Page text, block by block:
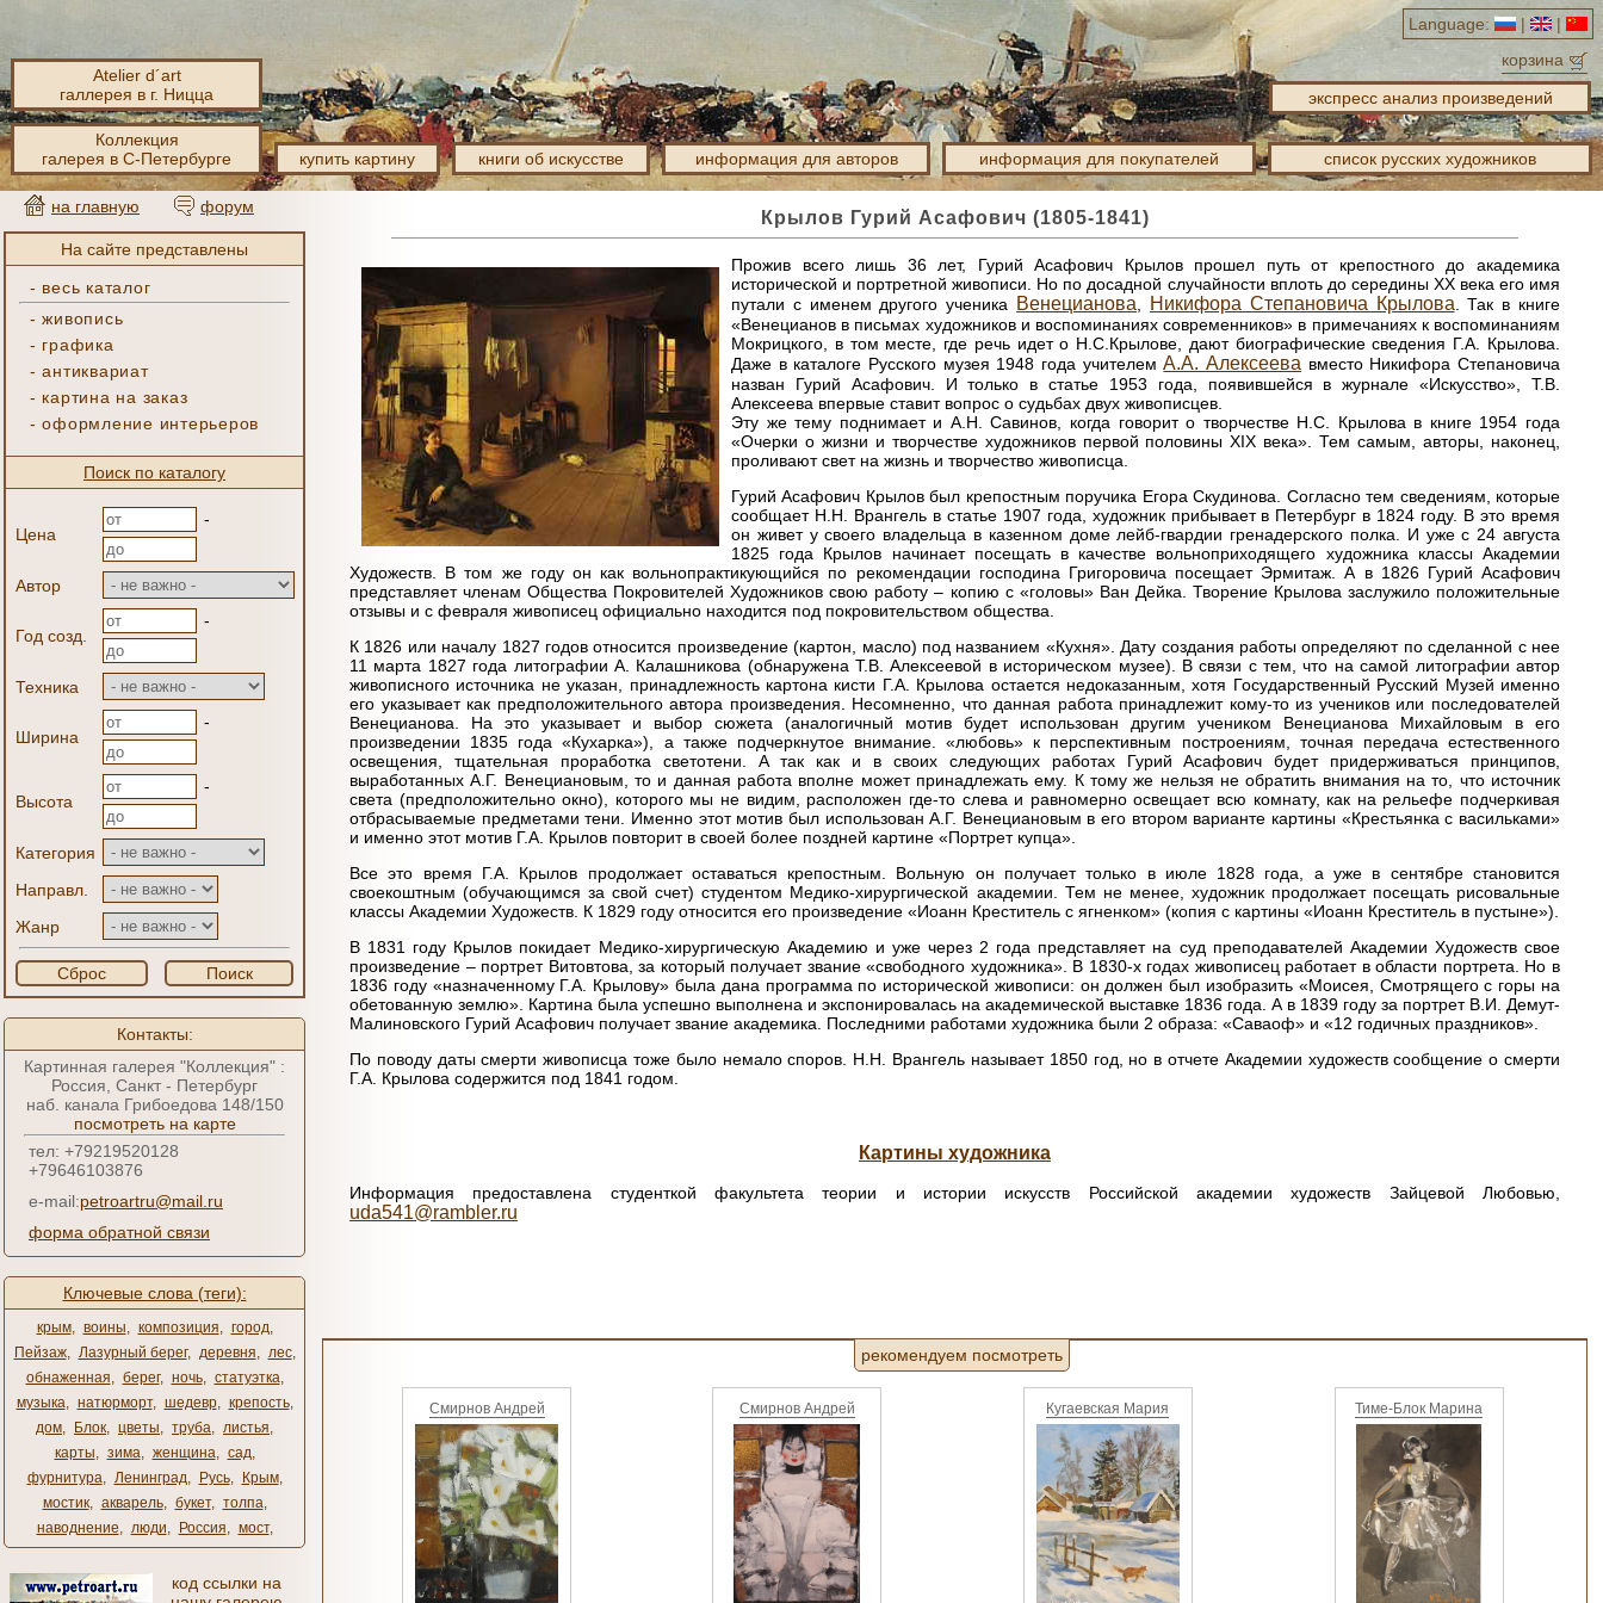
Language: |
|
корзина
Atelier d´art
галлерея в г. Ницца
экспресс анализ произведений
Коллекция
галерея в С-Петербурге
купить картину книги об искусстве информация для авторов информация для покупателей список русских художников
на главную форум
На сайте представлены
- весь каталог
-живопись
- графика
-антиквариат
- картина на заказ
-оформление интерьеров
Поиск по каталогу
Цена
-
Автор
Год созд.
-
Техника
Ширина
-
Высота
-
Категория
Направл.
Жанр
Сброс Поиск
Контакты:
Картинная галерея "Коллекция" :
Россия, Санкт - Петербург
наб. канала Грибоедова 148/150
посмотреть на карте
тел: +79219520128
+79646103876
e-mail:petroartru@mail.ru
форма обратной связи
Ключевые слова (теги):
крым, воины, композиция, город,
Пейзаж, Лазурный берег, деревня, лес,
обнаженная, берег, ночь, статуэтка,
музыка, натюрморт, шедевр, крепость,
дом, Блок, цветы, труба, листья,
карты, зима, женщина, сад,
фурнитура, Ленинград, Русь, Крым,
мостик, акварель, букет, толпа,
наводнение, люди, Россия, мост,
код ссылки на
Крылов Гурий Асафович (1805-1841)
Прожив всего лишь 36 лет, Гурий Асафович Крылов прошел путь от крепостного до академика
исторической и портретной живописи. Но по досадной случайности вплоть до середины XX века его имя
путали с именем другого ученика
Венецианова Никифора Степановича Крылова . Так в книге
«Венецианов в письмах художников и воспоминаниях современников» в примечаниях к воспоминаниям
Мокрицкого, в том месте, где речь идет о Н.С.Крылове, дают биографические сведения Г.А. Крылова.
Даже в каталоге Русского музея 1948 года учителемА.А. Алексеева вместо Никифора Степановича
назван Гурий Асафович. И только в статье 1953 года, появившейся в журнале «Искусство», Т.В.
Алексеева впервые ставит вопрос о судьбах двух живописцев.
Эту же тему поднимает и А.Н. Савинов, когда говорит о творчестве Н.С. Крылова в книге 1954 года
«Очерки о жизни и творчестве художников первой половины XIX века». Тем самым, авторы, наконец,
проливают свет на жизнь и творчество живописца.
Гурий Асафович Крылов был крепостным поручика Егора Скудинова. Согласно тем сведениям, которые
сообщает Н.Н. Врангель в статье 1907 года, художник прибывает в Петербург в 1824 году. В это время
он живет у своего владельца в казенном доме лейб-гвардии гренадерского полка. И уже с 24 августа
1825 года Крылов начинает посещать в качестве вольноприходящего художника классы Академии
Художеств. В том же году он как вольнопрактикующийся по рекомендации господина Григоровича посещает Эрмитаж. А в 1826 Гурий Асафович
представляет членам Общества Покровителей Художников свою работу – копию с «головы» Ван Дейка. Творение Крылова заслужило положительные
отзывы и с февраля живописец официально находится под покровительством общества.
К 1826 или началу 1827 годов относится произведение (картон, масло) под названием «Кухня». Дату создания работы определяют по сделанной с нее
11 марта 1827 года литографии А. Калашникова (обнаружена Т.В. Алексеевой в историческом музее). В связи с тем, что на самой литографии автор
живописного источника не указан, принадлежность картона кисти Г.А. Крылова остается недоказанным, хотя Государственный Русский Музей именно
его указывает как предположительного автора произведения. Несомненно, что данная работа принадлежит кому-то из учеников или последователей
Венецианова. На это указывает и выбор сюжета (аналогичный мотив будет использован другим учеником Венецианова Михайловым в его
произведении 1835 года «Кухарка»), а также подчеркнутое внимание. «любовь» к перспективным построениям, точная передача естественного
освещения, тщательная проработка светотени. А так как и в своих следующих работах Гурий Асафович будет придерживаться принципов,
выработанных А.Г. Венециановым, то и данная работа вполне может принадлежать ему. К тому же нельзя не обратить внимания на то, что источник
света (предположительно окно), которого мы не видим, расположен где-то слева и равномерно освещает всю комнату, как на рельефе подчеркивая
отбрасываемые предметами тени. Именно этот мотив был использован А.Г. Венециановым в его втором варианте картины «Крестьянка с васильками»
и именно этот мотив Г.А. Крылов повторит в своей более поздней картине «Портрет купца».
Все это время Г.А. Крылов продолжает оставаться крепостным. Вольную он получает только в июле 1828 года, а уже в сентябре становится
своекоштным (обучающимся за свой счет) студентом Медико-хирургической академии. Тем не менее, художник продолжает посещать рисовальные
классы Академии Художеств. К 1829 году относится его произведение «Иоанн Креститель с ягненком» (копия с картины «Иоанн Креститель в пустыне»).
В 1831 году Крылов покидает Медико-хирургическую Академию и уже через 2 года представляет на суд преподавателей Академии Художеств свое
произведение – портрет Витовтова, за который получает звание «свободного художника». В 1830-х годах живописец работает в области портрета. Но в
1836 году «назначенному Г.А. Крылову» была дана программа по исторической живописи: он должен был изобразить «Моисея, Смотрящего с горы на
обетованную землю». Картина была успешно выполнена и экспонировалась на академической выставке 1836 года. А в 1839 году за портрет В.И. Демут-
Малиновского Гурий Асафович получает звание академика. Последними работами художника были 2 образа: «Саваоф» и «12 годичных праздников».
По поводу даты смерти живописца тоже было немало споров. Н.Н. Врангель называет 1850 год, но в отчете Академии художеств сообщение о смерти
Г.А. Крылова содержится под 1841 годом.
Картины художника
Информация предоставлена студенткой факультета теории и истории искусств Российской академии художеств Зайцевой Любовью,
uda541@rambler.ru
рекомендуем посмотреть
Смирнов Андрей Смирнов Андрей Кугаевская Мария Тиме-Блок Марина